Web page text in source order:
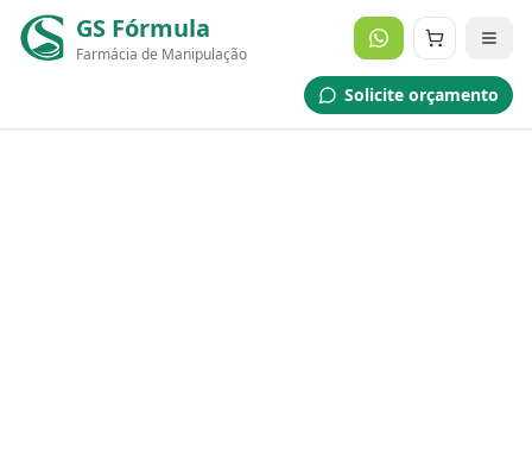
GS Fórmula
Farmácia de Manipulação
Solicite orçamento